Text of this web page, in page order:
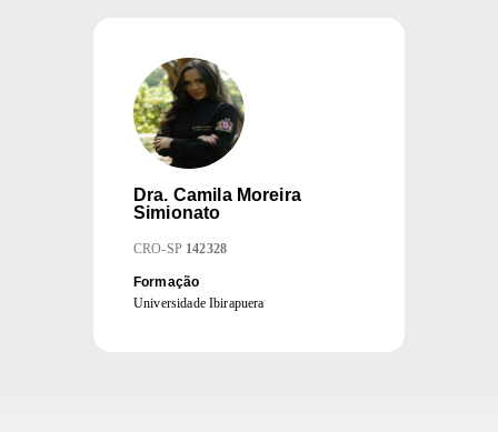
Dra. Camila Moreira
Simionato
CRO-SP 142328
Formação
Universidade Ibirapuera